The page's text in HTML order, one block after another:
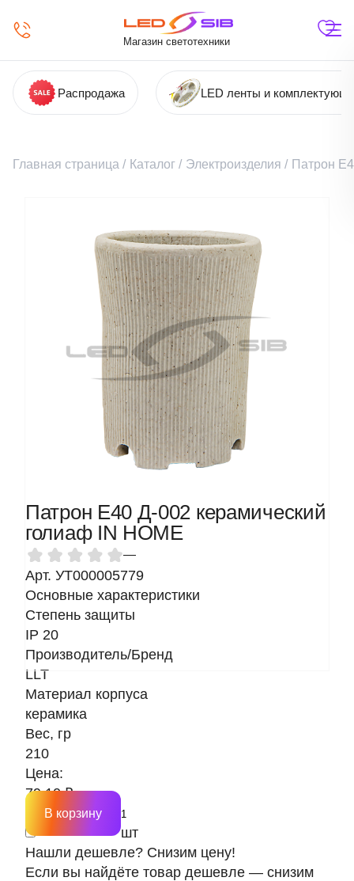
Магазин светотехники
Распродажа LED ленты и
Главная страница / Каталог / Электроизделия / Патрон
Патрон Е40 Д-002 керамический
голиаф IN HOME
—
Арт. УТ000005779
Основные характеристики
Степень защиты
IP 20
Производитель/Бренд
LLT
Материал корпуса
керамика
Вес, гр
210
Цена:
79.10 ₽
шт
В корзину
Нашли дешевле? Снизим цену!
Если вы найдёте товар дешевле — снизим